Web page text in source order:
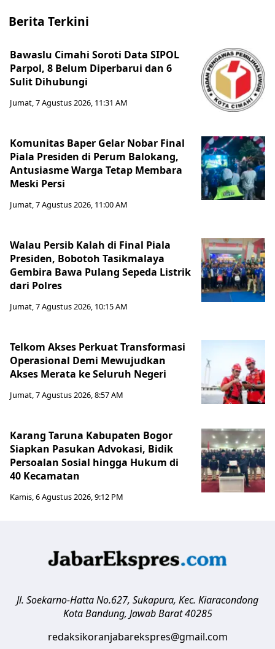
Berita Terkini
Bawaslu Cimahi Soroti Data SIPOL
Parpol, 8 Belum Diperbarui dan 6
Sulit Dihubungi
Jumat, 7 Agustus 2026, 11:31 AM
Komunitas Baper Gelar Nobar Final
Piala Presiden di Perum Balokang,
Antusiasme Warga Tetap Membara
Meski Persi
Jumat, 7 Agustus 2026, 11:00 AM
Walau Persib Kalah di Final Piala
Presiden, Bobotoh Tasikmalaya
Gembira Bawa Pulang Sepeda Listrik
dari Polres
Jumat, 7 Agustus 2026, 10:15 AM
Telkom Akses Perkuat Transformasi
Operasional Demi Mewujudkan
Akses Merata ke Seluruh Negeri
Jumat, 7 Agustus 2026, 8:57 AM
Karang Taruna Kabupaten Bogor
Siapkan Pasukan Advokasi, Bidik
Persoalan Sosial hingga Hukum di
40 Kecamatan
Kamis, 6 Agustus 2026, 9:12 PM
Jl. Soekarno-Hatta No.627, Sukapura, Kec. Kiaracondong
Kota Bandung, Jawab Barat 40285
redaksikoranjabarekspres@gmail.com